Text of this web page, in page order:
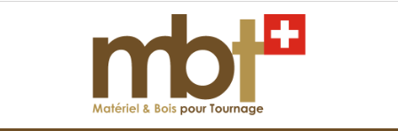
My wishlists
Wunschliste erstellen
Anmelden
Sie müssen angemeldet sein, um Artikel Ihrer
Wunschliste hinzufügen zu können.